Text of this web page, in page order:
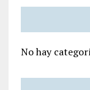
No hay